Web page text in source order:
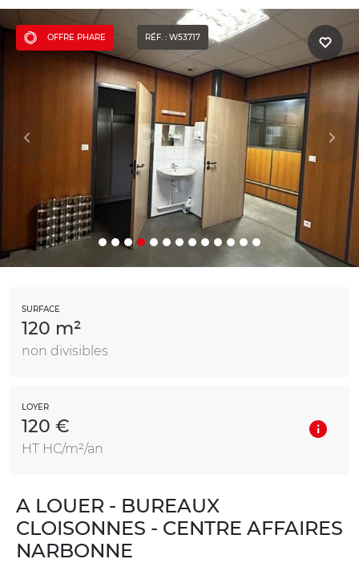
OFFRE PHARE RÉF. : W53717
SURFACE
120 m²
non divisibles
LOYER
120 €
HT HC/m²/an
A LOUER - BUREAUX
CLOISONNES - CENTRE AFFAIRES
NARBONNE